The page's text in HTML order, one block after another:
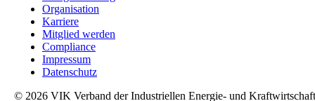
Organisation
Karriere
Mitglied werden
Compliance
Impressum
Datenschutz
© 2026 VIK Verband der Industriellen Energie- und Kraftwirtschaft